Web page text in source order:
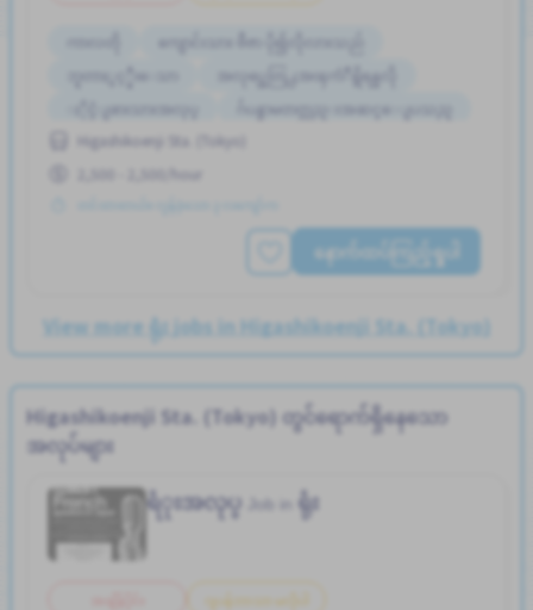
ကျောင်းသား ဗီဇာ ပို၍လိုလားသည်
ဘူတာႏွင့္နီးေသာ
အလုပ္အေတြ႕အၾကံဳရွိရန္မလို
ႏိုင္ငံျခားသားအလုပ္
ဂ်ပန္စာမတတ္လည္းအဆင္ေျပသည္
Higashikoenji Sta. (Tokyo)
2,500 - 2,500/hour
နောက်ထပ်ကြည့်ရှုပါ
View more ရုံး jobs in Higashikoenji Sta. (Tokyo)
Higashikoenji Sta. (Tokyo) တွင်ရောက်ရှိနေသော
အလုပ်များ
ရံုးအလုပ္ ရုံး
ဂျပန်ဘာသာ မလိုပါ